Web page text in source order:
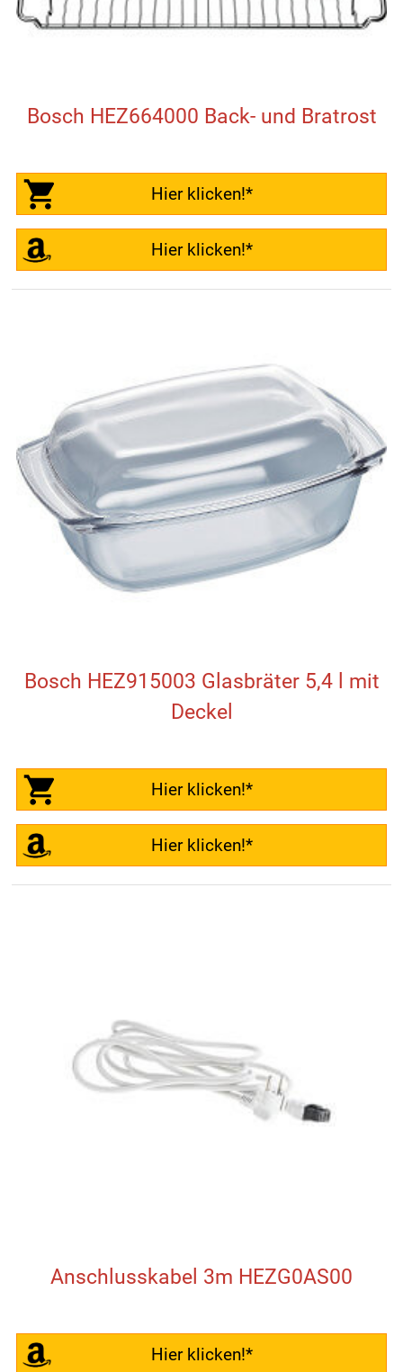
Bosch HEZ664000 Back- und Bratrost
Hier klicken!*
Hier klicken!*
Bosch HEZ915003 Glasbräter 5,4 l mit
Deckel
Hier klicken!*
Hier klicken!*
Anschlusskabel 3m HEZG0AS00
Hier klicken!*